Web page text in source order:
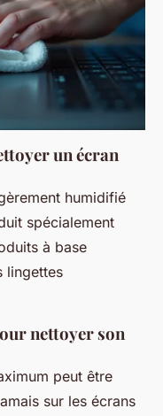
un écran
humidifié
spécialement
à base
lingettes
nettoyer son
peut être
sur les écrans